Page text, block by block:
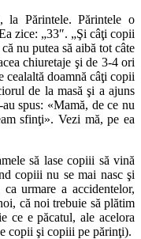
la Părintele. Părintele o
zice: „33″. „Şi câţi copii
nu putea să aibă tot câte
chiuretaje şi de 3-4 ori
cealaltă doamnă câţi copii
de la masă şi a ajuns
spus: «Mamă, de ce nu
sfinţi». Vezi mă, pe ea
să lase copiii să vină
copiii nu se mai nasc şi
urmare a accidentelor,
că noi trebuie să plătim
ce e păcatul, ale acelora
copii şi copiii pe părinţi).